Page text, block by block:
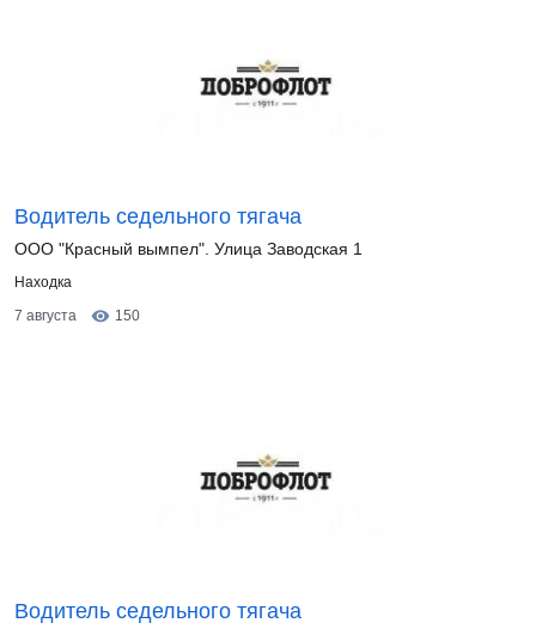
Водитель седельного тягача
ООО "Красный вымпел". Улица Заводская 1
Находка
7 августа
150
Водитель седельного тягача